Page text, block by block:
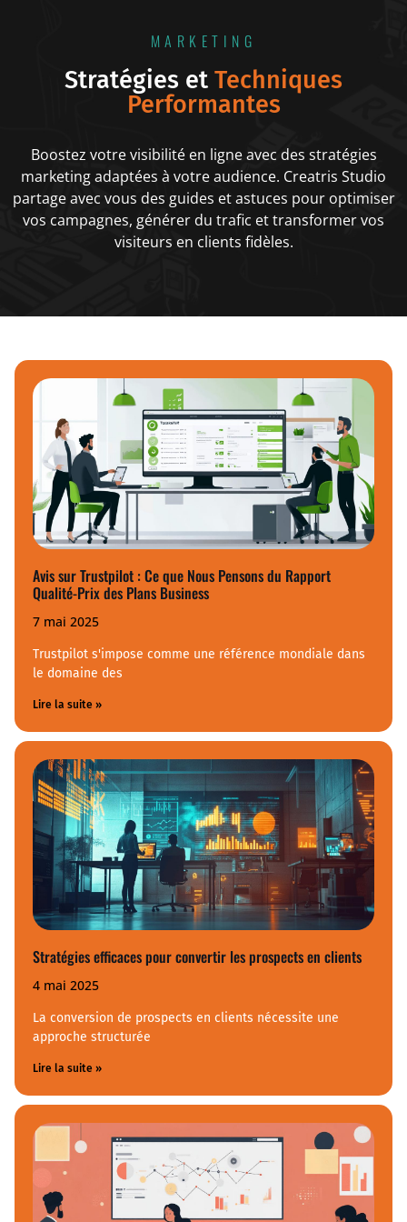
MARKETING
Stratégies et Techniques
Performantes
Boostez votre visibilité en ligne avec des stratégies
marketing adaptées à votre audience. Creatris Studio
partage avec vous des guides et astuces pour optimiser
vos campagnes, générer du trafic et transformer vos
visiteurs en clients fidèles.
Avis sur Trustpilot : Ce que Nous Pensons du Rapport
Qualité-Prix des Plans Business
7 mai 2025
Trustpilot s'impose comme une référence mondiale dans
le domaine des
Lire la suite »
Stratégies efficaces pour convertir les prospects en clients
4 mai 2025
La conversion de prospects en clients nécessite une
approche structurée
Lire la suite »